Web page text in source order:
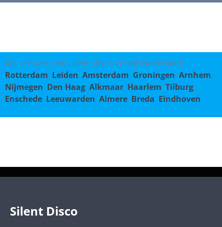
Wij verhuren een silent disco in heel Nederland:
Rotterdam, Leiden, Amsterdam, Groningen, Arnhem,
Nijmegen, Den Haag, Alkmaar, Haarlem, Tilburg,
Enschede, Leeuwarden, Almere, Breda, Eindhoven
Silent Disco